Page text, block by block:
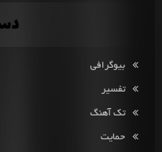
بیوگرافی
تفسیر
تک آهنگ
حمایت